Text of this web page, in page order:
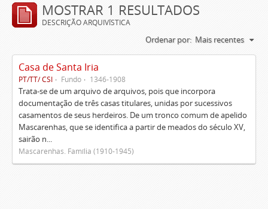
MOSTRAR 1 RESULTADOS
DESCRIÇÃO ARQUIVÍSTICA
Ordenar por: Mais recentes
Casa de Santa Iria
PT/TT/ CSI Fundo 1346-1908
Trata-se de um arquivo de arquivos, pois que incorpora
documentação de três casas titulares, unidas por sucessivos
casamentos de seus herdeiros. De um tronco comum de apelido
Mascarenhas, que se identifica a partir de meados do século XV,
sairão n...
Mascarenhas. Família (1910-1945)